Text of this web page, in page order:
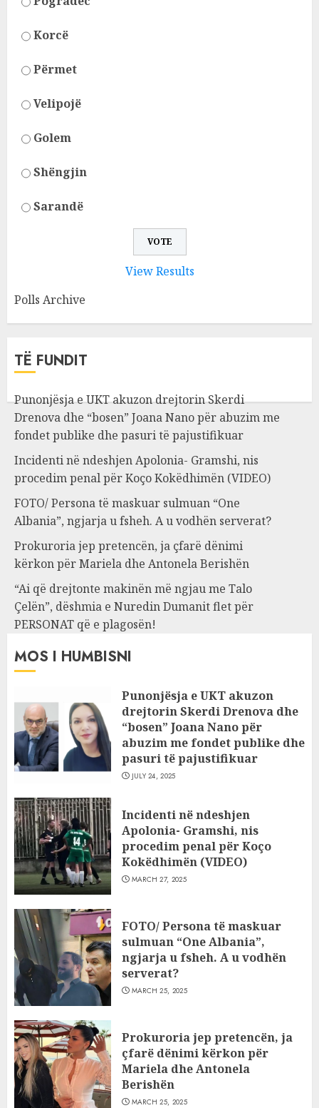
Korcë
Përmet
Velipojë
Golem
Shëngjin
Sarandë
View Results
Polls Archive
TË FUNDIT
Punonjësja e UKT akuzon drejtorin Skerdi
Drenova dhe “bosen” Joana Nano për abuzim me
fondet publike dhe pasuri të pajustifikuar
Incidenti në ndeshjen Apolonia- Gramshi, nis
procedim penal për Koço Kokëdhimën (VIDEO)
FOTO/ Persona të maskuar sulmuan “One
Albania”, ngjarja u fsheh. A u vodhën serverat?
Prokuroria jep pretencën, ja çfarë dënimi
kërkon për Mariela dhe Antonela Berishën
“Ai që drejtonte makinën më ngjau me Talo
Çelën”, dëshmia e Nuredin Dumanit flet për
PERSONAT që e plagosën!
MOS I HUMBISNI
Punonjësja e UKT akuzon
drejtorin Skerdi Drenova dhe
“bosen” Joana Nano për
abuzim me fondet publike dhe
pasuri të pajustifikuar
JULY 24, 2025
Incidenti në ndeshjen
Apolonia- Gramshi, nis
procedim penal për Koço
Kokëdhimën (VIDEO)
MARCH 27, 2025
FOTO/ Persona të maskuar
sulmuan “One Albania”,
ngjarja u fsheh. A u vodhën
serverat?
MARCH 25, 2025
Prokuroria jep pretencën, ja
çfarë dënimi kërkon për
Mariela dhe Antonela
Berishën
MARCH 25, 2025